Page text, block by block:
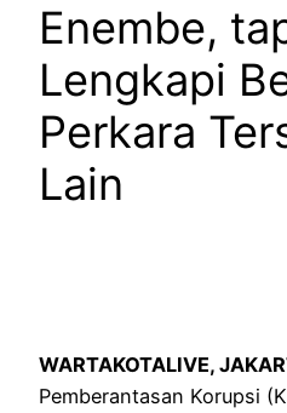
Enembe,
Lengkapi
Perkara
Lain
WARTAKOTALIVE,
Pemberantasan Korupsi